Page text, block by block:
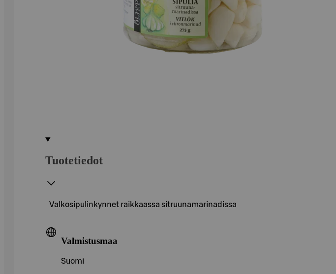
Tuotetiedot
Valkosipulinkynnet raikkaassa sitruunamarinadissa
Valmistusmaa
Suomi